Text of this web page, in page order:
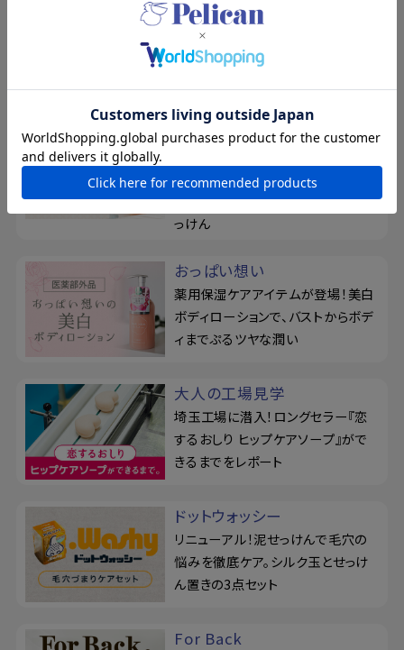
夏の新規入会キャンペーン
8/17まで！夏の素肌を、もっと好き
になる。新規会員登録で500ポイン
柿渋のちからを、味方につけ
ベタつきやお肌のニオイが気になり
がちな季節に！カキタンニン配合せ
っけん
おっぱい想い
薬用保湿ケアアイテムが登場！美白
ボディローションで、バストからボデ
ィまでぷるツヤな潤い
大人の工場見学
埼玉工場に潜入！ロングセラー『恋
するおしり ヒップケアソープ』がで
きるまでをレポート
ドットウォッシー
リニューアル！泥せっけんで毛穴の
悩みを徹底ケア。シルク玉とせっけ
ん置きの3点セット
For Back